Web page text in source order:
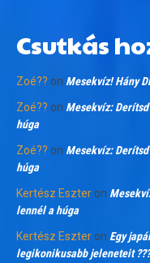
Csutkás
Zoé?? on Mesekvíz! Hány
Zoé?? on Mesekvíz:
húga
Zoé?? on Mesekvíz:
húga
Kertész Eszter on
lennél a húga
Kertész Eszter on Egy
legikonikusabb jeleneteit ???